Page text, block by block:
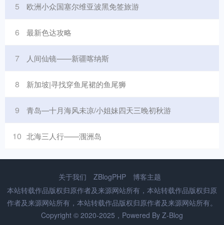
5 欧洲小众国塞尔维亚波黑免签旅游
6 最新色达攻略
7 人间仙镜——新疆喀纳斯
8 新加坡|寻找穿鱼尾裙的鱼尾狮
9 青岛—十月海风未凉/小姐妹四天三晚初秋游
10 北海三人行——涠洲岛
关于我们 ZBlogPHP
博客主题
本站转载作品版权归原作者及来源网站所有，本站转载作品版权归原
作者及来源网站所有，本站转载作品版权归原作者及来源网站所有。
Copyright © 2020-2025，Powered By Z-Blog